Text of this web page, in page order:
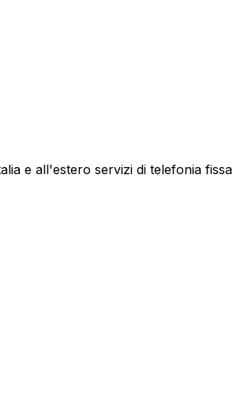
e all'estero servizi di telefonia